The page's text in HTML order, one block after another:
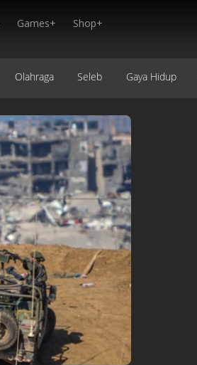
Games+ Shop+
Olahraga Seleb Gaya Hidup